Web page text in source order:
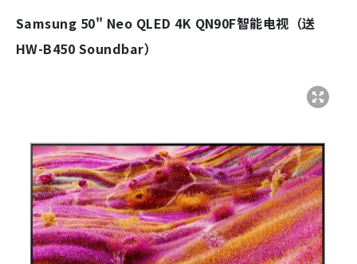
Samsung 50" Neo QLED 4K QN90F智能电视（送
HW-B450 Soundbar）